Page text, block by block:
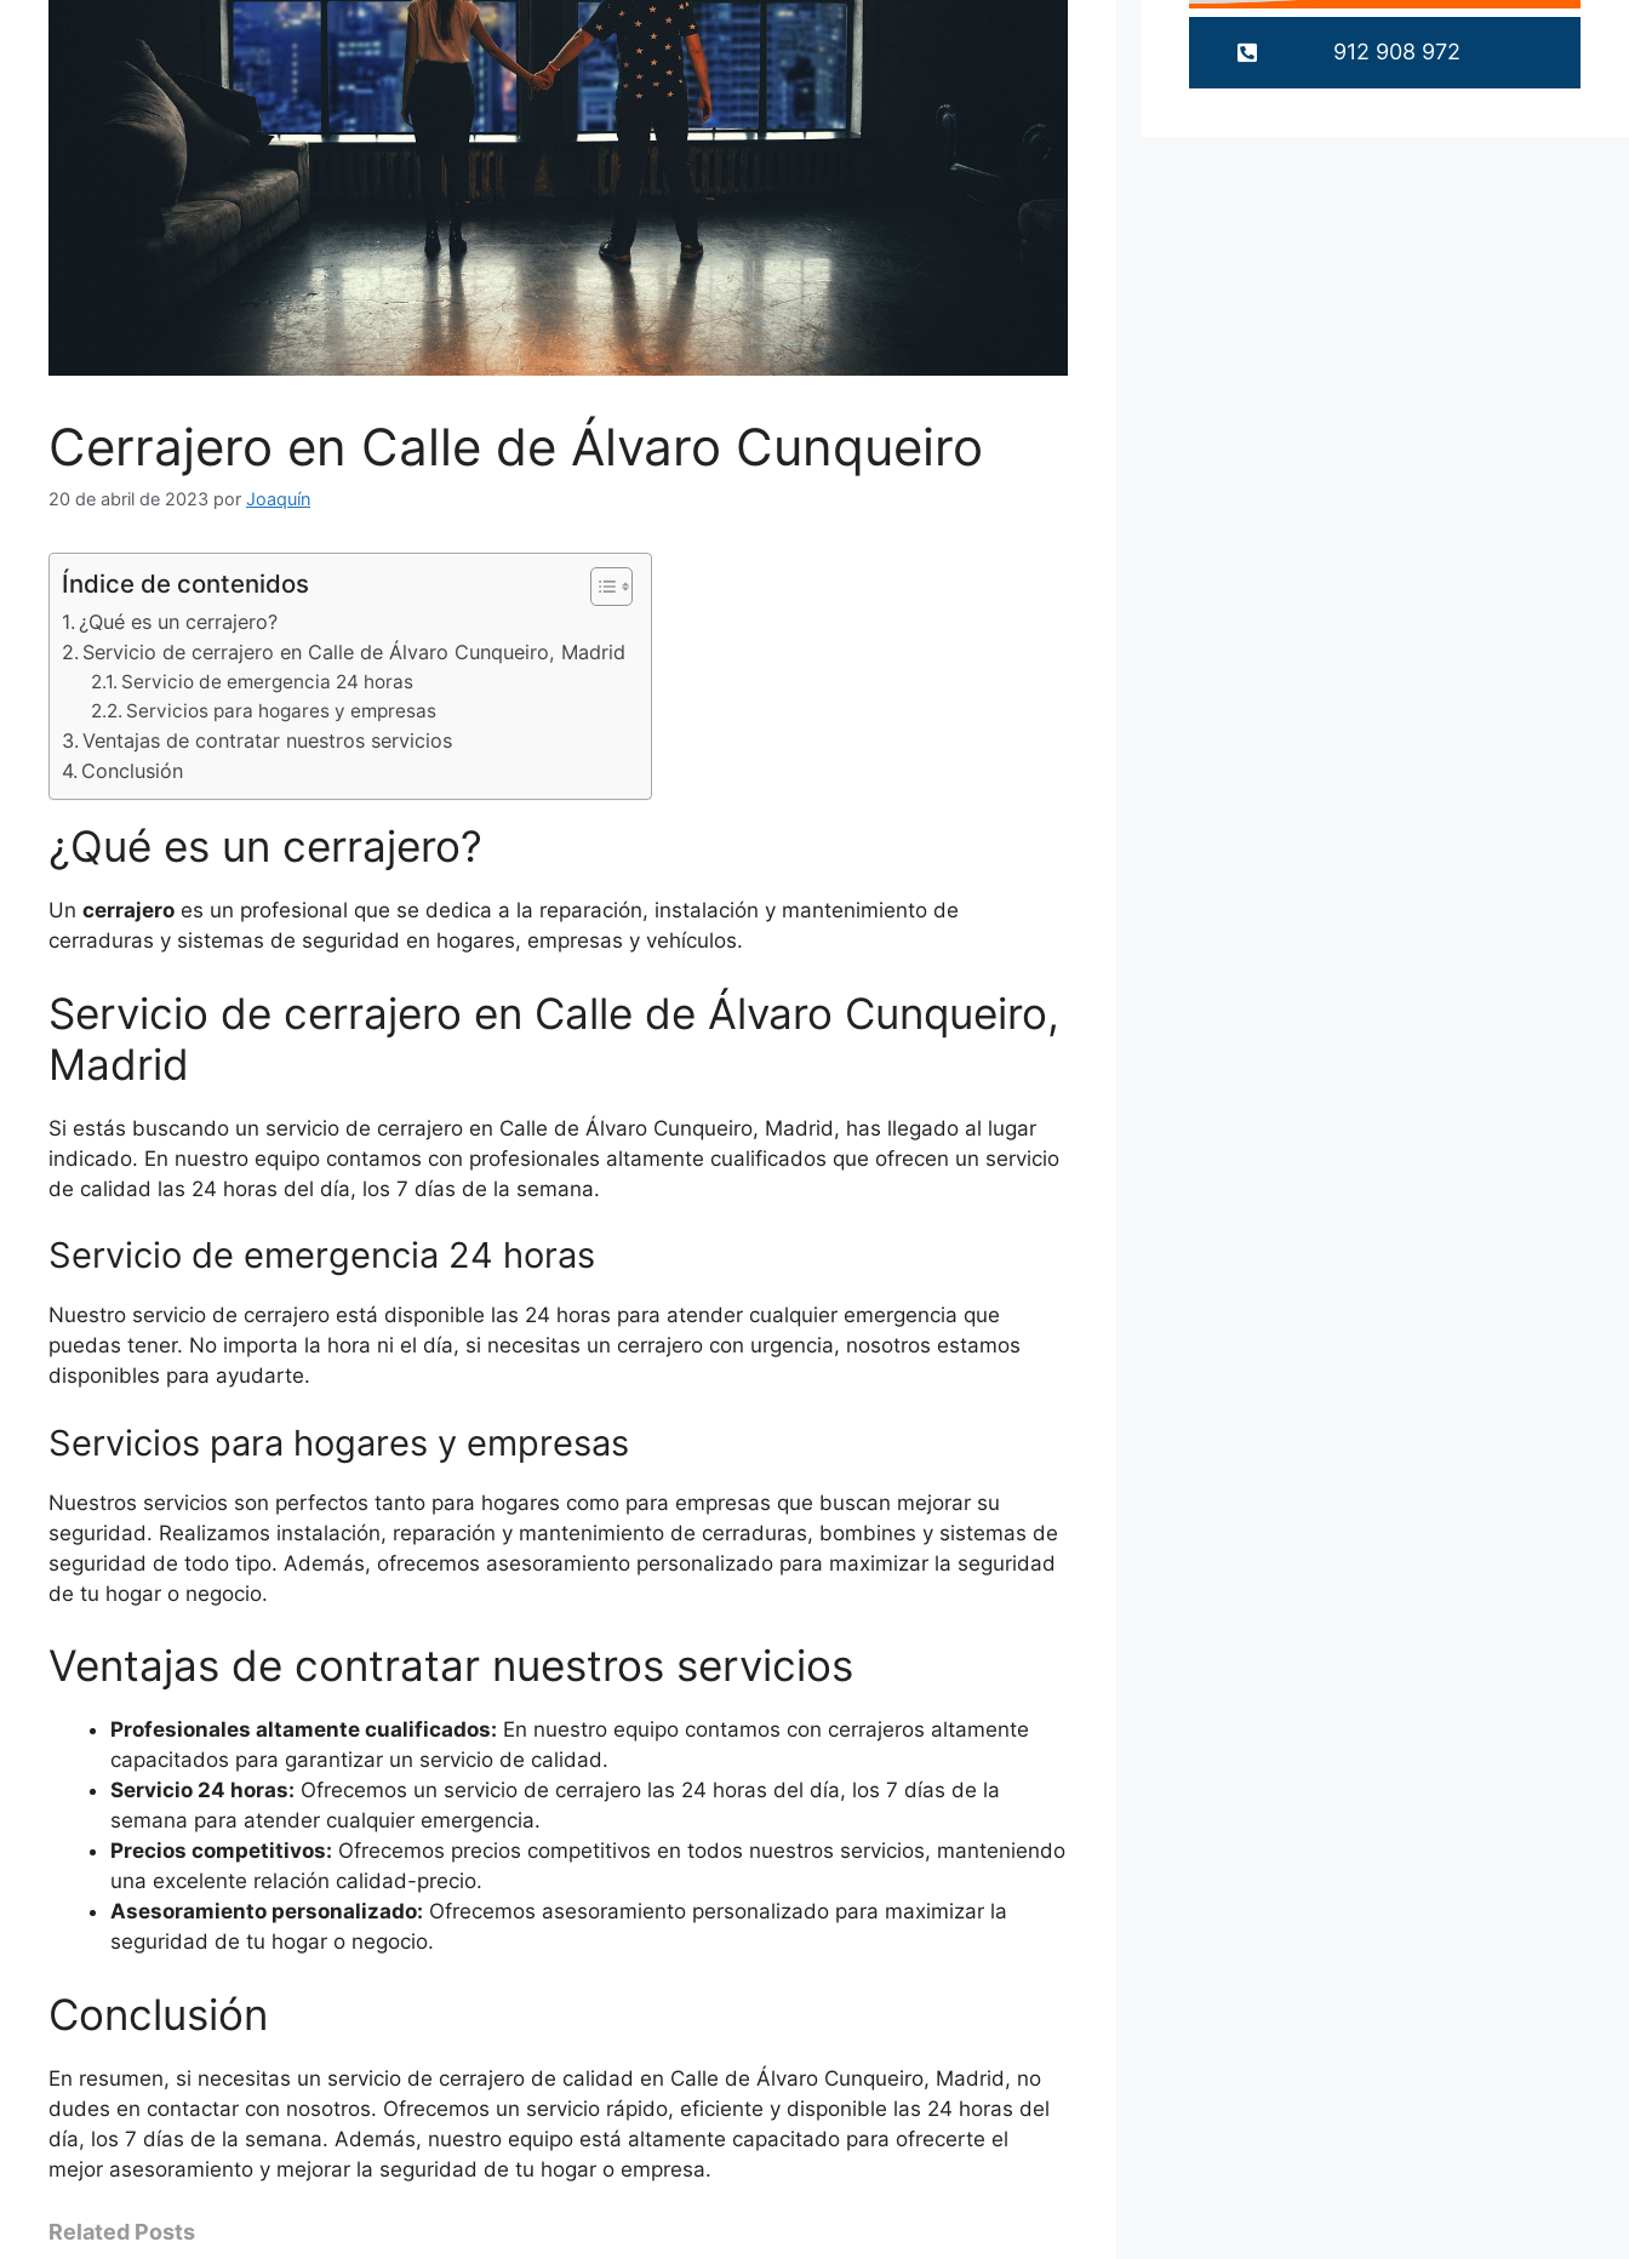
Cerrajero en Calle de Álvaro Cunqueiro
20 de abril de 2023 por Joaquín
Índice de contenidos
¿Qué es un cerrajero?
Servicio de cerrajero en Calle de Álvaro Cunqueiro, Madrid
Servicio de emergencia 24 horas
Servicios para hogares y empresas
Ventajas de contratar nuestros servicios
Conclusión
¿Qué es un cerrajero?
Un cerrajero es un profesional que se dedica a la reparación, instalación y mantenimiento de
cerraduras y sistemas de seguridad en hogares, empresas y vehículos.
Servicio de cerrajero en Calle de Álvaro Cunqueiro,
Madrid
Si estás buscando un servicio de cerrajero en Calle de Álvaro Cunqueiro, Madrid, has llegado al lugar
indicado. En nuestro equipo contamos con profesionales altamente cualificados que ofrecen un servicio
de calidad las 24 horas del día, los 7 días de la semana.
Servicio de emergencia 24 horas
Nuestro servicio de cerrajero está disponible las 24 horas para atender cualquier emergencia que
puedas tener. No importa la hora ni el día, si necesitas un cerrajero con urgencia, nosotros estamos
disponibles para ayudarte.
Servicios para hogares y empresas
Nuestros servicios son perfectos tanto para hogares como para empresas que buscan mejorar su
seguridad. Realizamos instalación, reparación y mantenimiento de cerraduras, bombines y sistemas de
seguridad de todo tipo. Además, ofrecemos asesoramiento personalizado para maximizar la seguridad
de tu hogar o negocio.
Ventajas de contratar nuestros servicios
Profesionales altamente cualificados: En nuestro equipo contamos con cerrajeros altamente
capacitados para garantizar un servicio de calidad.
Servicio 24 horas: Ofrecemos un servicio de cerrajero las 24 horas del día, los 7 días de la
semana para atender cualquier emergencia.
Precios competitivos: Ofrecemos precios competitivos en todos nuestros servicios, manteniendo
una excelente relación calidad-precio.
Asesoramiento personalizado: Ofrecemos asesoramiento personalizado para maximizar la
seguridad de tu hogar o negocio.
Conclusión
En resumen, si necesitas un servicio de cerrajero de calidad en Calle de Álvaro Cunqueiro, Madrid, no
dudes en contactar con nosotros. Ofrecemos un servicio rápido, eficiente y disponible las 24 horas del
día, los 7 días de la semana. Además, nuestro equipo está altamente capacitado para ofrecerte el
mejor asesoramiento y mejorar la seguridad de tu hogar o empresa.
Related Posts
912 908 972